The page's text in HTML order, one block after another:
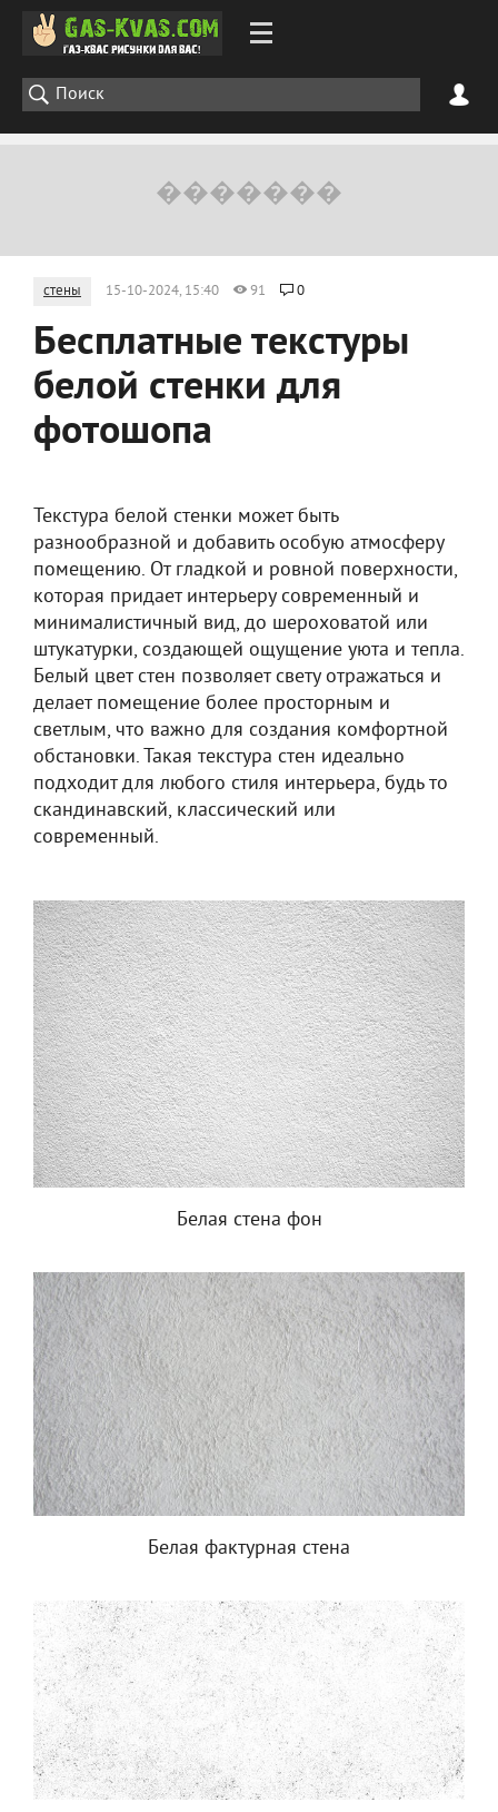
стены 15-10-2024, 15:40 91 0
Бесплатные текстуры
белой стенки для
фотошопа
Текстура белой стенки может быть
разнообразной и добавить особую атмосферу
помещению. От гладкой и ровной поверхности,
которая придает интерьеру современный и
минималистичный вид, до шероховатой или
штукатурки, создающей ощущение уюта и тепла.
Белый цвет стен позволяет свету отражаться и
делает помещение более просторным и
светлым, что важно для создания комфортной
обстановки. Такая текстура стен идеально
подходит для любого стиля интерьера, будь то
скандинавский, классический или
современный.
Белая стена фон
Белая фактурная стена